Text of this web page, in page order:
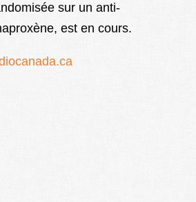
sur un anti-
est en cours.